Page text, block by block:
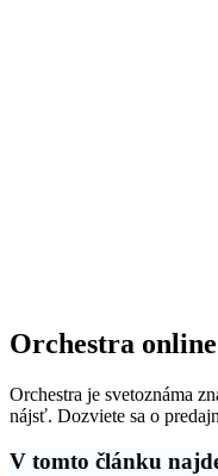
Orchestra online
Orchestra je svetoznáma
nájsť. Dozviete sa o
V tomto článku